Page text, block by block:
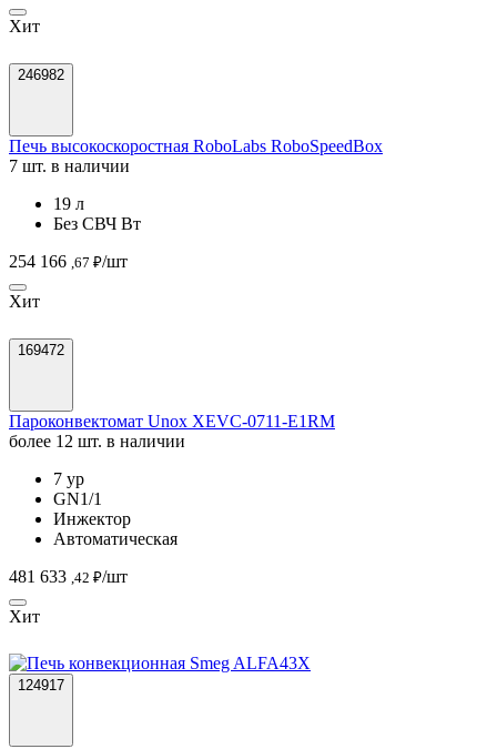
Хит
246982
Печь высокоскоростная RoboLabs RoboSpeedBox
7 шт. в наличии
19 л
Без СВЧ Вт
254 166 ,67 ₽/шт
Хит
169472
Пароконвектомат Unox XEVC-0711-E1RM
более 12 шт. в наличии
7 ур
GN1/1
Инжектор
Автоматическая
481 633 ,42 ₽/шт
Хит
124917